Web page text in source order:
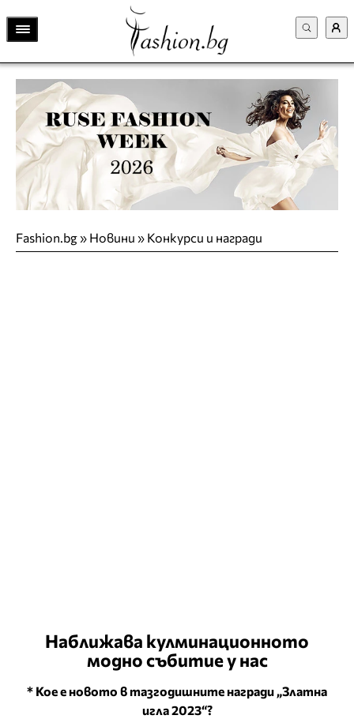
Fashion.bg» Новини » Конкурси и награди
Наближава кулминационното
модно събитие у нас
* Кое е новото в тазгодишните награди „Златна
игла 2023“?